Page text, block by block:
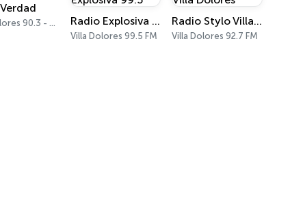
Villa Dolores 90.3 - 98.5 FM Radio Explosiva 99.5
Villa Dolores 99.5 FM
Radio Stylo Villa Dolores
Villa Dolores 92.7 FM